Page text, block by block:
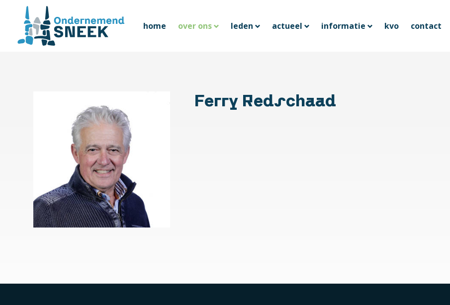
home over ons leden actueel informatie kvo contact
Ferry Redschaad